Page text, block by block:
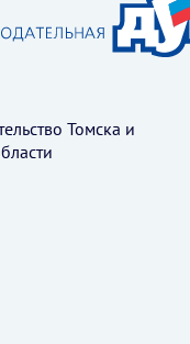
Томска и